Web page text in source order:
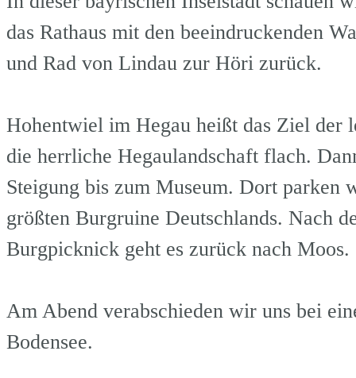
das Rathaus mit den beeindruckenden
und Rad von Lindau zur
Hohentwiel im Hegau heißt das Ziel der
die herrliche Hegaulandschaft flach.
Steigung bis zum Museum. Dort parken
größten Burgruine Deutschlands. Nach
Burgpicknick geht es
Am Abend verabschieden wir uns bei
Bodensee.